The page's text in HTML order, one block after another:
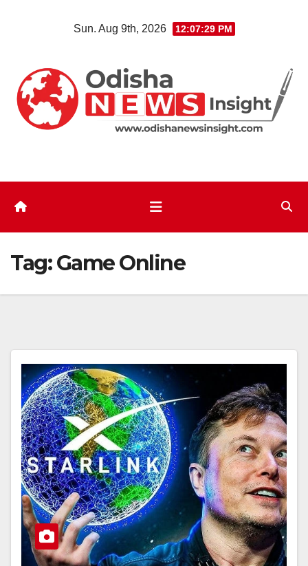
Sun. Aug 9th, 2026 12:07:29 PM
Tag:Game Online